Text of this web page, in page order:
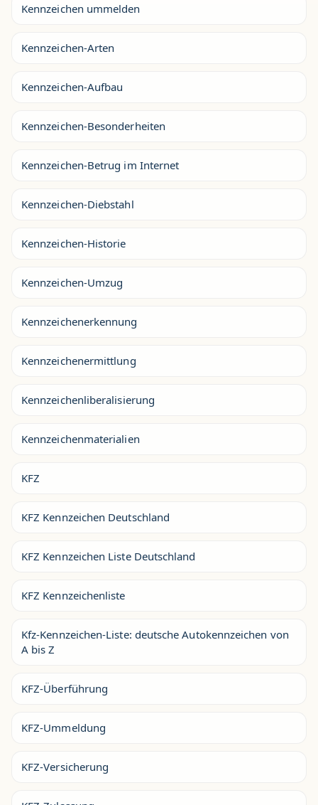
Kennzeichen ummelden
Kennzeichen-Arten
Kennzeichen-Aufbau
Kennzeichen-Besonderheiten
Kennzeichen-Betrug im Internet
Kennzeichen-Diebstahl
Kennzeichen-Historie
Kennzeichen-Umzug
Kennzeichenerkennung
Kennzeichenermittlung
Kennzeichenliberalisierung
Kennzeichenmaterialien
KFZ
KFZ Kennzeichen Deutschland
KFZ Kennzeichen Liste Deutschland
KFZ Kennzeichenliste
Kfz-Kennzeichen-Liste: deutsche Autokennzeichen von
A bis Z
KFZ-Überführung
KFZ-Ummeldung
KFZ-Versicherung